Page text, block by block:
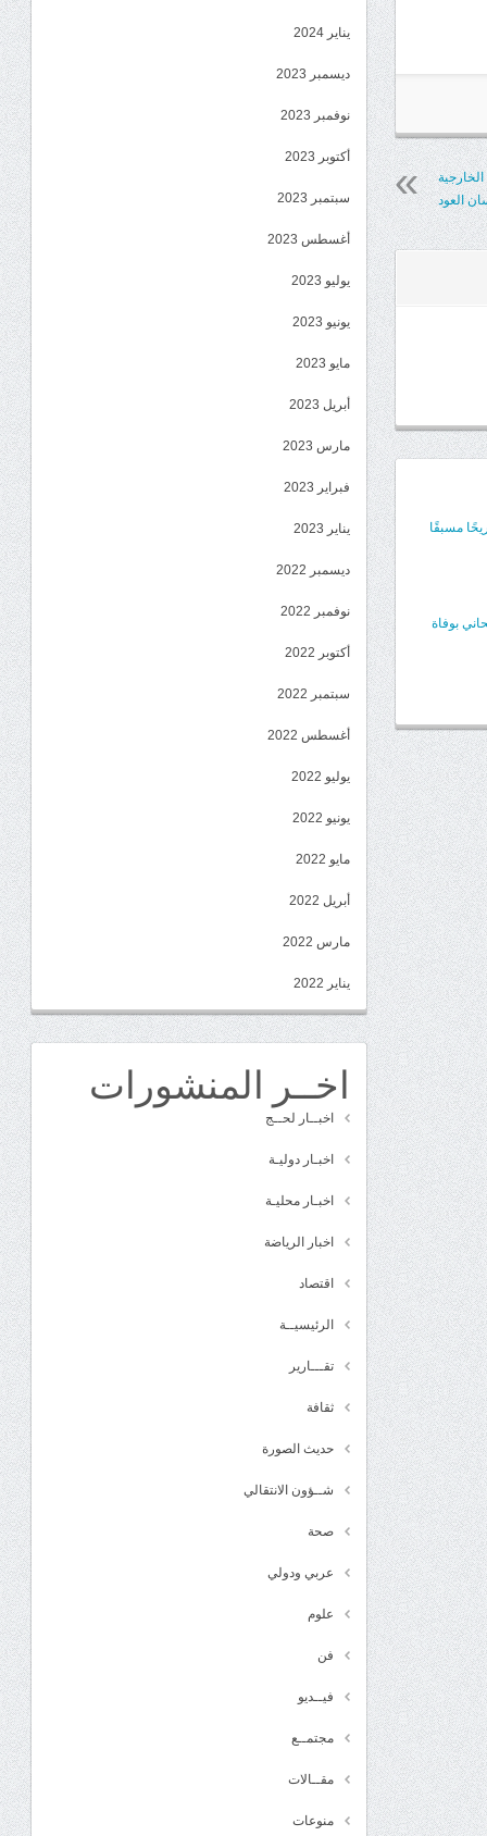
العود
مسبقًا
بوفاة
يناير 2024
ديسمبر 2023
نوفمبر 2023
أكتوبر 2023
سبتمبر 2023
أغسطس 2023
يوليو 2023
يونيو 2023
مايو 2023
أبريل 2023
مارس 2023
فبراير 2023
يناير 2023
ديسمبر 2022
نوفمبر 2022
أكتوبر 2022
سبتمبر 2022
أغسطس 2022
يوليو 2022
يونيو 2022
مايو 2022
أبريل 2022
مارس 2022
يناير 2022
اخــر المنشورات
اخبــار لحــج
اخبـار دوليـة
اخبـار محليـة
اخبار الرياضة
اقتصاد
الرئيسيــة
تقـــارير
ثقافة
حديث الصورة
شــؤون الانتقالي
صحة
عربي ودولي
علوم
فن
فيــديو
مجتمــع
مقــالات
منوعات